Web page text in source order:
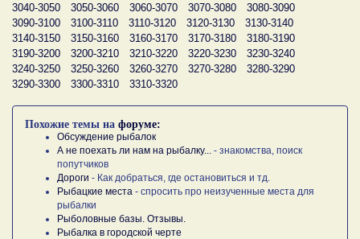
3040-3050
3050-3060 3060-3070 3070-3080
3080-3090
3090-3100
3100-3110 3110-3120 3120-3130
3130-3140
3140-3150
3150-3160 3160-3170 3170-3180
3180-3190
3190-3200
3200-3210 3210-3220 3220-3230
3230-3240
3240-3250
3250-3260 3260-3270 3270-3280
3280-3290
3290-3300
3300-3310 3310-3320
Похожие темы на форуме:
Обсуждение рыбалок
А не поехать ли нам на рыбалку...
- знакомства, поиск
попутчиков
Дороги - Как добраться, где остановиться и тд.
Рыбацкие места - спросить про неизученные места для
рыбалки
Рыболовные базы. Отзывы.
Рыбалка в городской черте